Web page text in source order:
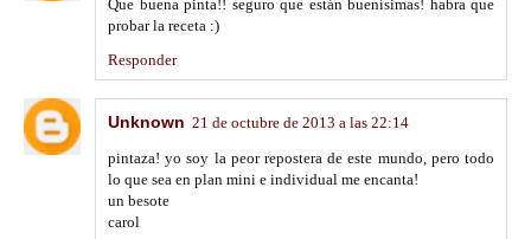
Que buena pinta!! seguro que están buenísimas! habra que
probar la receta :)
Responder
Unknown 21 de octubre de 2013 a las 22:14
pintaza! yo soy la peor repostera de este mundo, pero todo
lo que sea en plan mini e individual me encanta!
un besote
carol